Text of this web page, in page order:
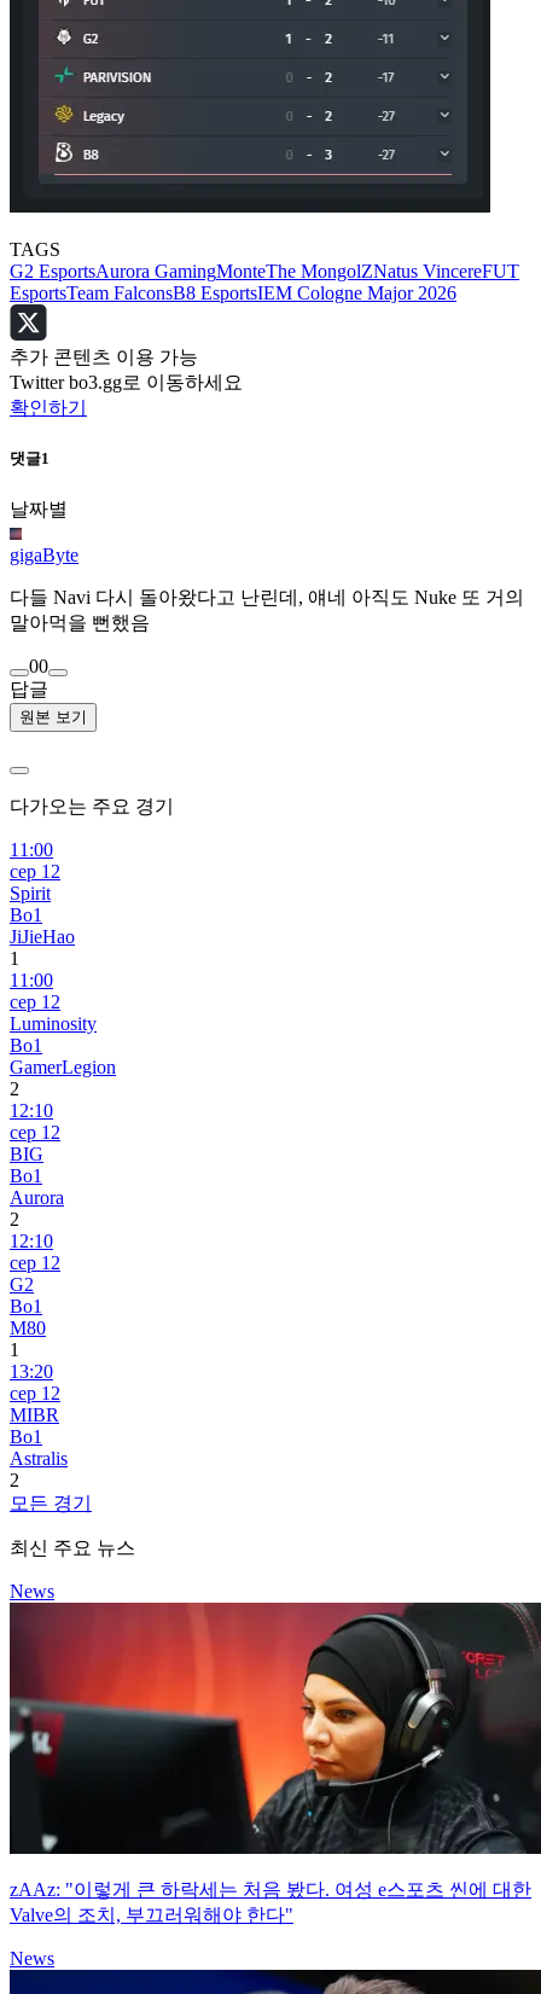
TAGS
G2 EsportsAurora GamingMonteThe MongolZNatus VincereFUT
EsportsTeam FalconsB8 EsportsIEM Cologne Major 2026
추가 콘텐츠 이용 가능
Twitter bo3.gg로 이동하세요
확인하기
댓글1
날짜별
gigaByte
다들 Navi 다시 돌아왔다고 난린데, 얘네 아직도 Nuke 또 거의
말아먹을 뻔했음
00
답글
원본 보기
다가오는 주요 경기
11:00
сер 12
Spirit
Bo1
JiJieHao
1
11:00
сер 12
Luminosity
Bo1
GamerLegion
2
12:10
сер 12
BIG
Bo1
Aurora
2
12:10
сер 12
G2
Bo1
M80
1
13:20
сер 12
MIBR
Bo1
Astralis
2
모든 경기
최신 주요 뉴스
News
zAAz: "이렇게 큰 하락세는 처음 봤다. 여성 e스포츠 씬에 대한
Valve의 조치, 부끄러워해야 한다"
News